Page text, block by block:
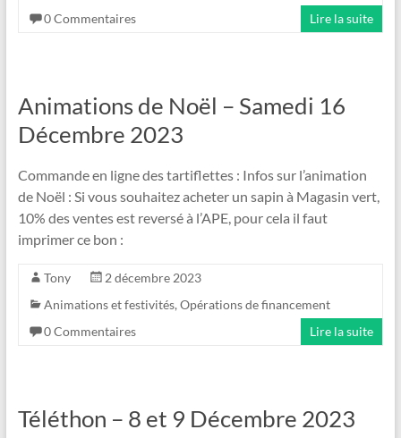
0 Commentaires
Lire la suite
Animations de Noël – Samedi 16
Décembre 2023
Commande en ligne des tartiflettes : Infos sur l’animation
de Noël : Si vous souhaitez acheter un sapin à Magasin vert,
10% des ventes est reversé à l’APE, pour cela il faut
imprimer ce bon :
Tony
2 décembre 2023
Animations et festivités, Opérations de financement
0 Commentaires
Lire la suite
Téléthon – 8 et 9 Décembre 2023